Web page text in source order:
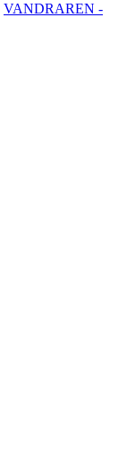
VANDRAREN -